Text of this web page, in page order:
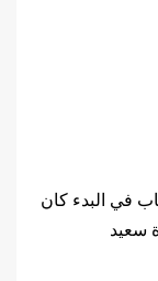
في البدء كان
سعيد